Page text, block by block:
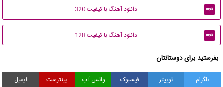
mp3 دانلود آهنگ با کیفیت 320
mp3 دانلود آهنگ با کیفیت 128
بفرستید برای دوستانتان
تلگرام توییتر فیسبوک واتس آپ پینترست ایمیل